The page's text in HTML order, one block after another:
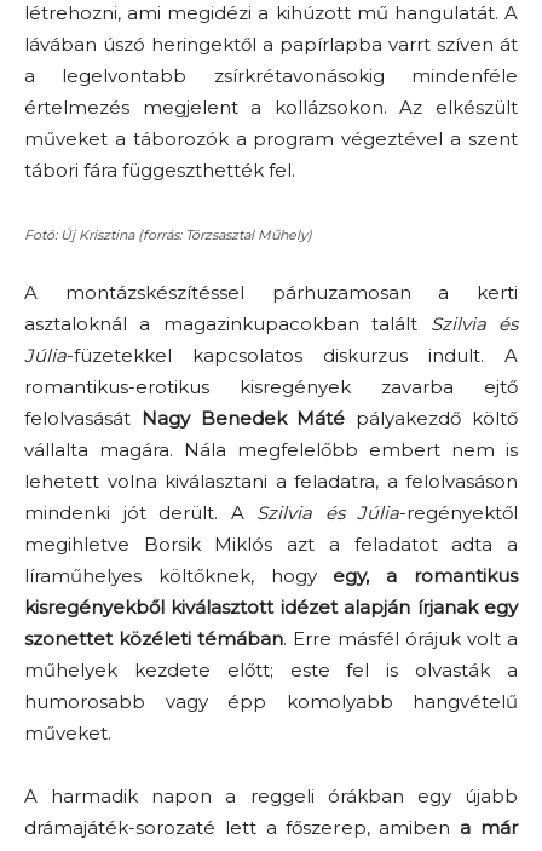
létrehozni, ami megidézi a kihúzott mű hangulatát. A
lávában úszó heringektől a papírlapba varrt szíven át
a legelvontabb zsírkrétavonásokig mindenféle
értelmezés megjelent a kollázsokon. Az elkészült
műveket a táborozók a program végeztével a szent
tábori fára függeszthették fel.
Fotó: Új Krisztina (forrás: Törzsasztal Műhely)
A montázskészítéssel párhuzamosan a kerti
asztaloknál a magazinkupacokban talált Szilvia és
Júlia-füzetekkel kapcsolatos diskurzus indult. A
romantikus-erotikus kisregények zavarba ejtő
felolvasását Nagy Benedek Máté pályakezdő költő
vállalta magára. Nála megfelelőbb embert nem is
lehetett volna kiválasztani a feladatra, a felolvasáson
mindenki jót derült. A Szilvia és Júlia-regényektől
megihletve Borsik Miklós azt a feladatot adta a
líraműhelyes költőknek, hogy egy, a romantikus
kisregényekből kiválasztott idézet alapján írjanak egy
szonettet közéleti témában. Erre másfél órájuk volt a
műhelyek kezdete előtt; este fel is olvasták a
humorosabb vagy épp komolyabb hangvételű
műveket.
A harmadik napon a reggeli órákban egy újabb
drámajáték-sorozaté lett a főszerep, amiben a már